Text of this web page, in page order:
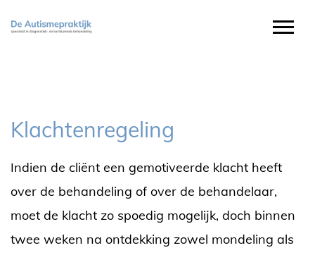
Klachtenregeling
Indien de cliënt een gemotiveerde klacht heeft
over de behandeling of over de behandelaar,
moet de klacht zo spoedig mogelijk, doch binnen
twee weken na ontdekking zowel mondeling als